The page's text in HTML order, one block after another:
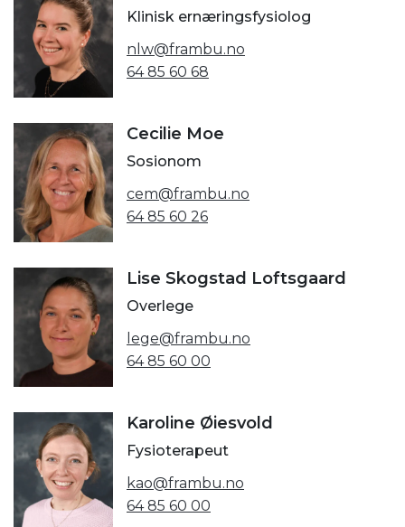
Klinisk ernæringsfysiolog
nlw@frambu.no
64 85 60 68
Cecilie Moe
Sosionom
cem@frambu.no
64 85 60 26
Lise Skogstad Loftsgaard
Overlege
lege@frambu.no
64 85 60 00
Karoline Øiesvold
Fysioterapeut
kao@frambu.no
64 85 60 00